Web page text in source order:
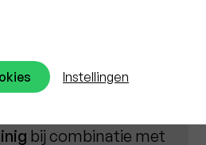
zoals regen,
straling
bij combinatie met
Instellingen